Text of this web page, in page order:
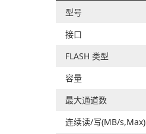
型号
接口
FLASH 类型
容量
最大通道数
连续读/写(MB/s,Max)